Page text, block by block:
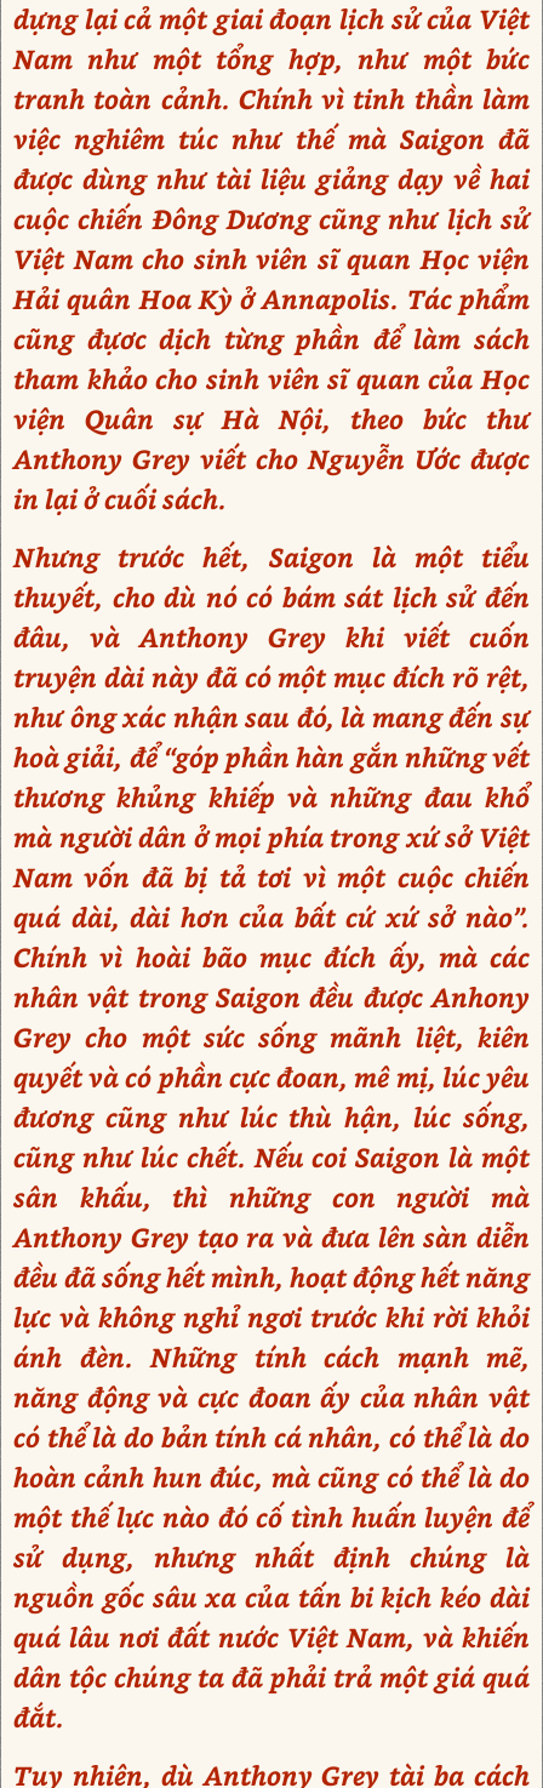
dựng lại cả một giai đoạn lịch sử của Việt
Nam như một tổng hợp, như một bức
tranh toàn cảnh. Chính vì tinh thần làm
việc nghiêm túc như thế mà Saigon đã
được dùng như tài liệu giảng dạy về hai
cuộc chiến Đông Dương cũng như lịch sử
Việt Nam cho sinh viên sĩ quan Học viện
Hải quân Hoa Kỳ ở Annapolis. Tác phẩm
cũng đựơc dịch từng phần để làm sách
tham khảo cho sinh viên sĩ quan của Học
viện Quân sự Hà Nội, theo bức thư
Anthony Grey viết cho Nguyễn Ước được
in lại ở cuối sách.
Nhưng trước hết, Saigon là một tiểu
thuyết, cho dù nó có bám sát lịch sử đến
đâu, và Anthony Grey khi viết cuốn
truyện dài này đã có một mục đích rõ rệt,
như ông xác nhận sau đó, là mang đến sự
hoà giải, để “góp phần hàn gắn những vết
thương khủng khiếp và những đau khổ
mà người dân ở mọi phía trong xứ sở Việt
Nam vốn đã bị tả tơi vì một cuộc chiến
quá dài, dài hơn của bất cứ xứ sở nào”.
Chính vì hoài bão mục đích ấy, mà các
nhân vật trong Saigon đều được Anhony
Grey cho một sức sống mãnh liệt, kiên
quyết và có phần cực đoan, mê mị, lúc yêu
đương cũng như lúc thù hận, lúc sống,
cũng như lúc chết. Nếu coi Saigon là một
sân khấu, thì những con người mà
Anthony Grey tạo ra và đưa lên sàn diễn
đều đã sống hết mình, hoạt động hết năng
lực và không nghỉ ngơi trước khi rời khỏi
ánh đèn. Những tính cách mạnh mẽ,
năng động và cực đoan ấy của nhân vật
có thể là do bản tính cá nhân, có thể là do
hoàn cảnh hun đúc, mà cũng có thể là do
một thế lực nào đó cố tình huấn luyện để
sử dụng, nhưng nhất định chúng là
nguồn gốc sâu xa của tấn bi kịch kéo dài
quá lâu nơi đất nước Việt Nam, và khiến
dân tộc chúng ta đã phải trả một giá quá
đắt.
Tuy nhiên, dù Anthony Grey tài ba cách